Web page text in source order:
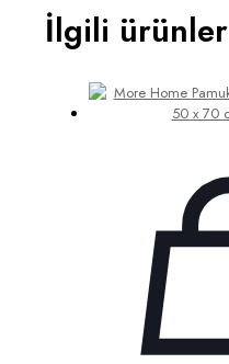
İlgili ürünler